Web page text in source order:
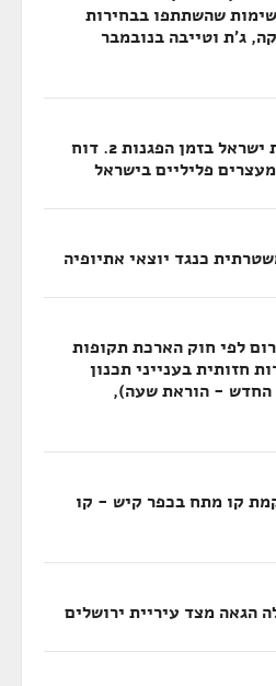
שהשתתפו בבחירות
ג'ת וטייבה בנובמבר
1. נהלי עבודת משטרת ישראל בזמן הפגנות 2. דוח
כנגד יוצאי אתיופיה
לפי חוק הארכת תקופות
חזותית בענייני תכנון
החדש - הוראת שעה),
קו מתח בכפר קיש - קו
הגאה מצד עיריית ירושלים